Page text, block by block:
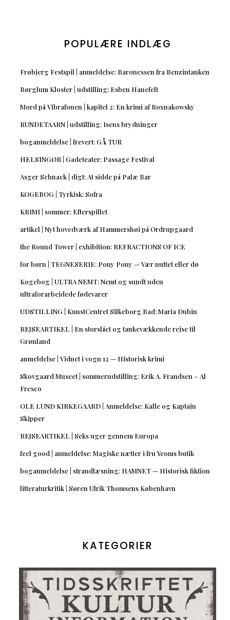
POPULÆRE INDLÆG
Frøbjerg Festspil | anmeldelse: Baronessen fra Benzintanken
Børglum Kloster | udstilling: Esben Hanefelt
Mord på Vibrafonen | kapitel 2: En krimi af Roxnakowsky
RUNDETAARN | udstilling: Isens brydninger
boganmeldelse | frevert: GÅ TUR
HELSINGØR | Gadeteater: Passage Festival
Asger Schnack | digt: At sidde på Palæ Bar
KOGEBOG | Tyrkisk: Sofra
KRIMI | sommer: Efterspillet
artikel | Nyt hovedværk af Hammershøi på Ordrupgaard
the Round Tower | exhibition: REFRACTIONS OF ICE
for børn | TEGNESERIE: Pony Pony — Vær nuttet eller dø
Kogebog | ULTRA NEMT: Nemt og sundt uden
ultraforarbejdede fødevarer
UDSTILLING | KunstCentret Silkeborg Bad: Maria Dubin
REJSEARTIKEL | En storslået og tankevækkende rejse til
Grønland
anmeldelse | Vidnet i vogn 12 — Historisk krimi
Skovgaard Museet | sommerudstilling: Erik A. Frandsen – Al
Fresco
OLE LUND KIRKEGAARD | Anmeldelse: Kalle og Kaptajn
Skipper
REJSEARTIKEL | Seks uger gennem Europa
feel good | anmeldelse: Magiske nætter i fru Yeoms butik
boganmeldelse | strandlæsning: HAMNET — Historisk fiktion
litteraturkritik | Søren Ulrik Thomsens København
KATEGORIER